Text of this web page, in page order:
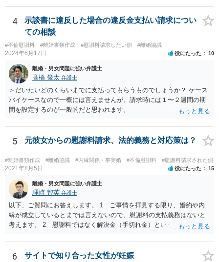
えて弁護士だけで出席する戦略は聞いたことはありません。
4
示談書に違反した場合の違反金支払い請求につい
ての相談
#不倫慰謝料 #離婚書類作成 #慰謝料請求したい側 #離婚協議
2024年6月17日 役にたった 10
離婚・男女問題に強い弁護士
髙橋 俊太 弁護士
＞だいたいどのくらいまでに支払ってもらうものでしょうか？ ケース
バイケースなので一概には言えませんが、請求時には１〜２週間の期
間を設定するのが一般的だと思われます。
5 元彼女からの慰謝料請求、法的義務と対応策は？
#離婚書類作成 #離婚協議 #内縁関係・事実婚 #不倫慰謝料 #慰謝料請求された側
2021年8月5日 役にたった 15
離婚・男女問題に強い弁護士
理崎 智英 弁護士
以下、ご質問にお答えします。 1 ご事情を拝見する限り、婚約や内
縁が成立しているとまでは言えないので、慰謝料の支払義務はないと
考えます。 2 慰謝料ではなく解決金（手切れ金）という名目で数十
うに合意書を取り交わす必要はあると思います。 4 合意書を取り交
わし、その中で精算条項（一切の債権債務のないことを確認する）を
6 サイトで知り合った女性が妊娠